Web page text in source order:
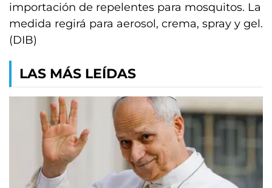
importación de repelentes para mosquitos. La
medida regirá para aerosol, crema, spray y gel.
(DIB)
LAS MÁS LEÍDAS